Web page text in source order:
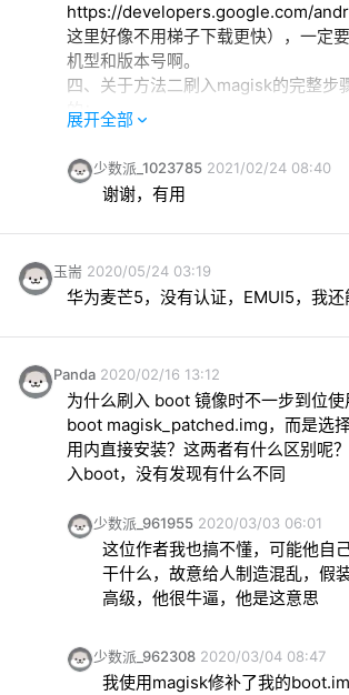
https://developers.google.com/
这里好像不用梯子下载更快），一定
机型和版本号啊。
四、关于方法二刷入magisk的完整步
的：
1.任意一台安卓设备，装magisk
连梯子（不然magisk manager会一直
2.下好的刷机包解压再解压（里面还有
件），才能找到boot.img，然后传到1
文章中的步骤修补。（这个操作在1中
3.修补后的文件默认命名是
magisk managerv20.4的默认命名，
4.将magisk_patched.img从手机传到
是和你的adb.exe在同一目录。
5.准备好你那个已经解好bl锁的安卓设
该是回复出厂设置的状态。此时你可
导流程进入系统，然后装好magisk
会显示已安装，如果先刷镜像在进系统
manager不会成功）
6.按照文中的步骤刷入
第三个命令，改为fastboot boot
再装上magisk manager和梯子。
7.不要忘记最后按照文中的步骤再次安
展开全部
少数派_1023785 2021/02/24 08:40
谢谢，有用
玉耑 2020/05/24 03:19
华为麦芒5，没有认证，EMUI5，我
Panda 2020/02/16 13:12
为什么刷入 boot 镜像时不一步到位
boot magisk_patched.img，而是选
用内直接安装？这两者有什么区别呢
入boot，没有发现有什么不同
少数派_961955 2020/03/03 06:01
这位作者我也搞不懂，可能他自
干什么，故意给人制造混乱，假
高级，他很牛逼，他是这意思
少数派_962308 2020/03/04 08:47
我使用magisk修补了我的